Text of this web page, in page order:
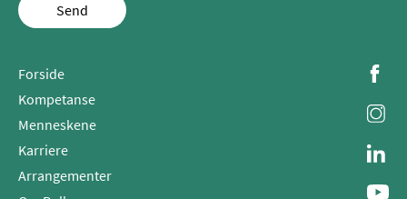
Send
Forside
Kompetanse
Menneskene
Karriere
Arrangementer